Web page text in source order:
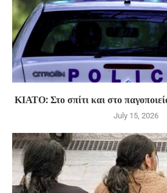
ΚΙΑΤΟ: Στο σπίτι και στο
July 15, 2026